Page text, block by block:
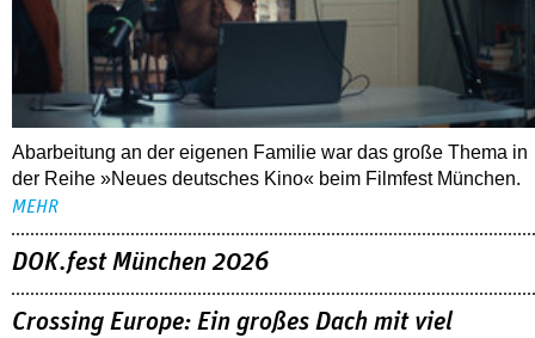
Abarbeitung an der eigenen Familie war das große Thema in
der Reihe »Neues deutsches Kino« beim Filmfest München.
MEHR
DOK.fest München 2026
Crossing Europe: Ein großes Dach mit viel